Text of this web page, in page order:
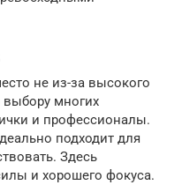
не из-за высокого
выбору многих
и профессионалы.
подходит для
Здесь
и хорошего фокуса.